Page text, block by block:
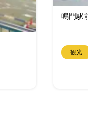
鳴門駅
観光